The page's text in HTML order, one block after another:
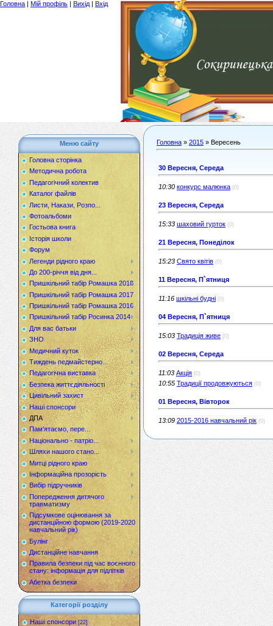
Головна | Мій профіль | Вихід | Вхід
Меню сайту
Головна сторінка
Методична робота
Педагогічний колектив
Каталог файлів
Листи, Накази, Розпо...
Фотоальбоми
Гостьова книга
Історія школи
Форум
Легенди рідного краю
До 200-річчя від дня...
Пришкільний табір Ромашка 2018
Пришкільний табір Ромашка 2017
Пришкільний табір Ромашка 2016
Пришкільний табір Росинка 2014
Для вас батьки
ЗНО
Медичний куток
Тиждень педмайстерно...
Педагогічна виставка
Безпека життєдіяльності
Цивільний захист
Наші спонсори
ДПА
Пам'ятаємо, пере...
Національно - патріо...
Шляхи нашого стано...
Митці рідного краю
Інформаційна прозорість
Вибір підручників
Попередження дитячого
травматизму
Підсумкове оцінювання за
дистанційною формою (2019-2020
навчальний рік)
Булінг
Дистанційне навчання
Правила безпеки під час воєнного
стану: інформація для підлітків
Абетка безпеки
Категорії розділу
Наші спонсори [22]
Головна » 2015 » Вересень
30 Вересня, Середа
10:30 конкурс малюнка (0)
23 Вересня, Середа
15:33 шаховий гурток (0)
21 Вересня, Понеділок
15:23 Свято квітів (0)
11 Вересня, П`ятниця
11:16 шкільні будні (0)
04 Вересня, П`ятниця
15:03 Традиція живе (0)
02 Вересня, Середа
11:03 Акція (0)
10:55 Традиції продовжуються (0)
01 Вересня, Вівторок
13:09 2015-2016 навчальний рік (0)